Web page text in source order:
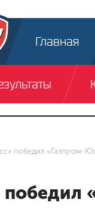
Главная
победил «Газпром-
победил